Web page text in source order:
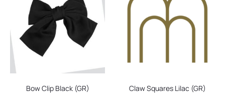
Bow Clip Black (GR)
Claw Squares Lilac (GR)